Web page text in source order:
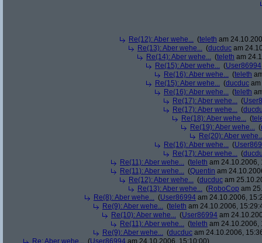
Re(12): Aber wehe... (teleth am
Re(13): Aber wehe... (ducduc am
Re(14): Aber wehe... (teleth am
Re(15): Aber wehe... (User86994
Re(16): Aber wehe... (teleth
Re(15): Aber wehe... (ducduc
Re(16): Aber wehe... (teleth
Re(17): Aber wehe... (
Re(17): Aber wehe... (
Re(18): Aber wehe... (
Re(19): Aber wehe... (
Re(20): Aber
Re(16): Aber wehe... (
Re(17): Aber wehe... (
Re(11): Aber wehe... (teleth am 24.10.2006,
Re(11): Aber wehe... (Quentin am
Re(12): Aber wehe... (ducduc am
Re(13): Aber wehe... (RoboCop am
Re(8): Aber wehe... (User86994 am 24.10.2006,
Re(9): Aber wehe... (teleth am 24.10.2006,
Re(10): Aber wehe... (User86994 am
Re(11): Aber wehe... (teleth am 24.10.2006,
Re(9): Aber wehe... (ducduc am 24.10.2006,
Re: Aber wehe... (User86994 am 24.10.2006, 15:10:00)